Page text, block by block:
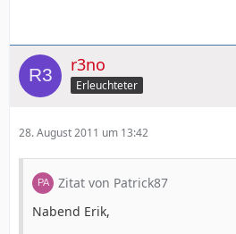
r3no
Erleuchteter
28. August 2011 um 13:42
Zitat von Patrick87
Nabend Erik,